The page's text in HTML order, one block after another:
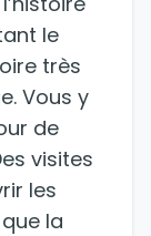
le
très
Vous y
de
visites
les
la